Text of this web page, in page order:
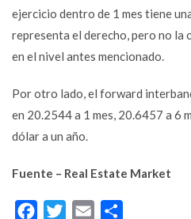
ejercicio dentro de 1 mes tiene
representa el derecho, pero no la
en el nivel antes mencionado.
Por otro lado, el forward
en 20.2544 a 1 mes, 20.6457 a 6
dólar a un año.
Fuente – Real Estate Market
FacebookTwitterEmail